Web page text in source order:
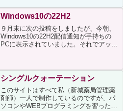
だと言っているようでした。Goo...
Windows10の22H2
９月末に次の投稿をしましたが、今朝、
Windows10の22H2配信通知が手持ちの
PCに表示されていました。それでアップ
か疑...
シングルクォーテーション
このサイトはすべて私（新城薬局管理薬
剤師）一人で制作しているのですが、パ
ソコンやWEBプログラミングを習ったこ